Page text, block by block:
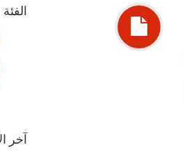
الفئة
آخر